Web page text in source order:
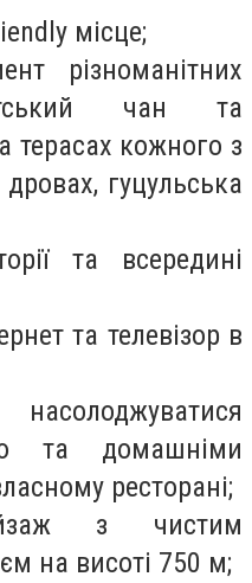
місце;
різноманітних
чан та
терасах кожного з
гуцульська
та всередині
та телевізор в
та домашніми
ресторані;
з чистим
на висоті 750 м;